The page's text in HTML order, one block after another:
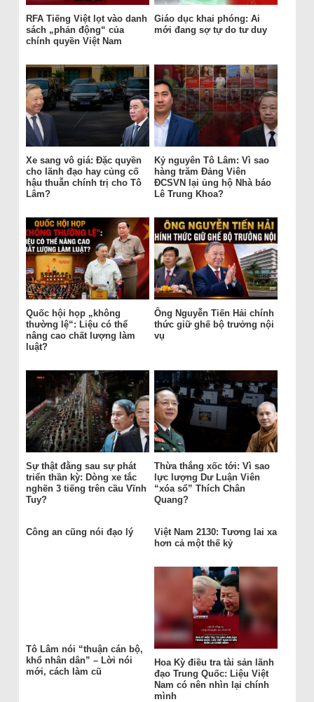
RFA Tiếng Việt lọt vào danh
sách „phản động“ của
chính quyền Việt Nam
Giáo dục khai phóng: Ai
mới đang sợ tự do tư duy
Xe sang vô giá: Đặc quyền
cho lãnh đạo hay củng cố
hậu thuẫn chính trị cho Tô
Lâm?
Kỷ nguyên Tô Lâm: Vì sao
hàng trăm Đảng Viên
ĐCSVN lại ủng hộ Nhà báo
Lê Trung Khoa?
Quốc hội họp „không
thường lệ“: Liệu có thể
nâng cao chất lượng làm
luật?
Ông Nguyễn Tiến Hải chính
thức giữ ghế bộ trưởng nội
vụ
Sự thật đằng sau sự phát
triển thần kỳ: Dòng xe tắc
nghẽn 3 tiếng trên cầu Vĩnh
Tuy?
Thừa thắng xốc tới: Vì sao
lực lượng Dư Luận Viên
“xóa sổ” Thích Chân
Quang?
Công an cũng nói đạo lý
Việt Nam 2130: Tương lai xa
hơn cả một thế kỷ
Tô Lâm nói “thuận cán bộ,
khổ nhân dân” – Lời nói
mới, cách làm cũ
Hoa Kỳ điều tra tài sản lãnh
đạo Trung Quốc: Liệu Việt
Nam có nên nhìn lại chính
mình